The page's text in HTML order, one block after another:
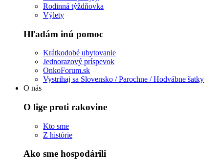
Rodinná týždňovka
Výlety
Hľadám inú pomoc
Krátkodobé ubytovanie
Jednorazový príspevok
OnkoForum.sk
Vystrihaj sa Slovensko / Parochne / Hodvábne šatky
O nás
O lige proti rakovine
Kto sme
Z histórie
Ako sme hospodárili